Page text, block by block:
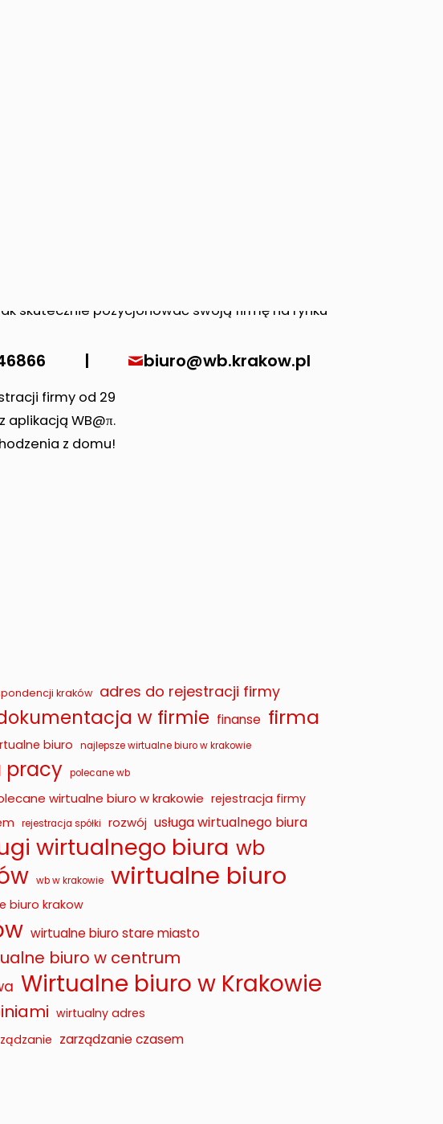
| biuro@wb.krakow.pl
firmy od 29
aplikacją WB@π.
z domu!
kraków adres do rejestracji firmy
w firmie finanse firma
biuro najlepsze wirtualne biuro w krakowie
pracy polecane wb
wirtualne biuro w krakowie rejestracja firmy
rejestracja spółki rozwój usługa wirtualnego biura
wirtualnego biura wb
wb w krakowie wirtualne biuro
biuro krakow
wirtualne biuro stare miasto
biuro w centrum
Wirtualne biuro w Krakowie
wirtualny adres
zarządzanie czasem